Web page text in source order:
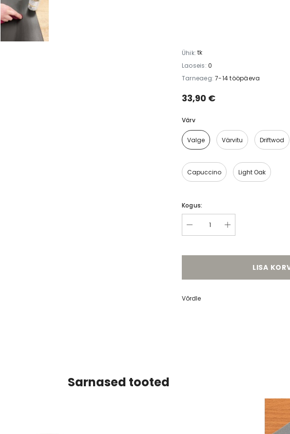
Ühik: tk
Laoseis: 0
Tarneaeg: 7-14 tööpäeva
33,90 €
Värv
Valge Värvitu Driftwod
Capuccino Light Oak
Kogus:
LISA
Võrdle
Sarnased tooted